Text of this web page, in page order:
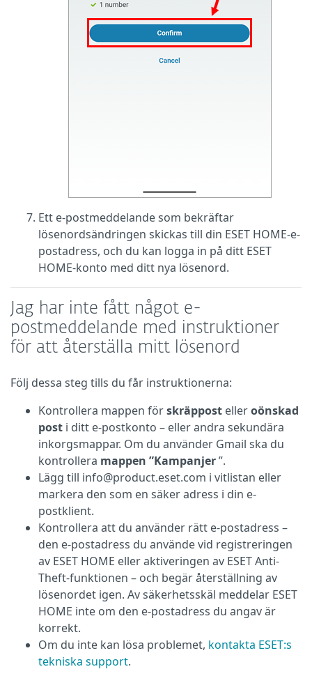
Ett e-postmeddelande som bekräftar
lösenordsändringen skickas till din ESET HOME-e-
postadress, och du kan logga in på ditt ESET
HOME-konto med ditt nya lösenord.
Jag har inte fått något e-
postmeddelande med instruktioner
för att återställa mitt lösenord
Följ dessa steg tills du får instruktionerna:
Kontrollera mappen förskräppost elleroönskad
post i ditt e-postkonto – eller andra sekundära
inkorgsmappar. Om du använder Gmail ska du
kontrollera mappen ”Kampanjer”.
Lägg till info@product.eset.com i vitlistan eller
markera den som en säker adress i din e-
postklient.
Kontrollera att du använder rätt e-postadress –
den e-postadress du använde vid registreringen
av ESET HOME eller aktiveringen av ESET Anti-
Theft-funktionen – och begär återställning av
lösenordet igen. Av säkerhetsskäl meddelar ESET
HOME inte om den e-postadress du angav är
korrekt.
Om du inte kan lösa problemet, kontakta ESET:s
tekniska support.